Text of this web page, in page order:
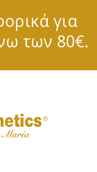
για
των 80€.